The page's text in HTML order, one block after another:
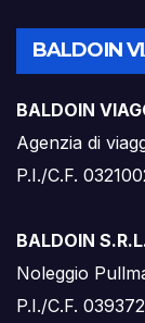
BALDOIN
BALDOIN
Agenzia di
P.I./C.F.
BALDOIN
Noleggio
P.I./C.F.